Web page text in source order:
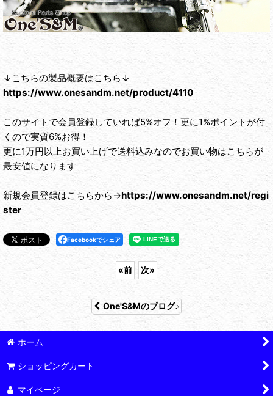
↓こちらの製品概要はこちら↓
https://www.onesandm.net/product/4110
このサイトで会員登録していれば5%オフ！更に1%ポイントが付
くので実質6%お得！
更に1万円以上お買い上げで送料込みなのでお買い物はこちらが
最安値になります
新規会員登録はこちらから→https://www.onesandm.net/regi
ster
Facebookでシェア
«前 次»
One'S&Mのブログ♪
ホーム
ショッピングカート
マイページ